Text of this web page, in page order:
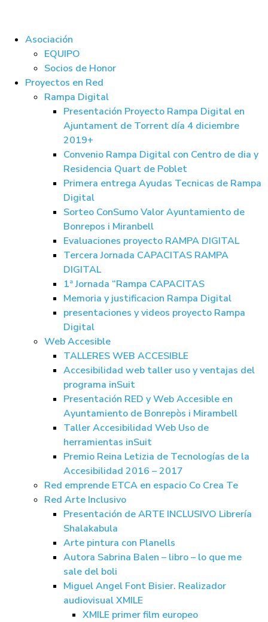
Asociación
EQUIPO
Socios de Honor
Proyectos en Red
Rampa Digital
Presentación Proyecto Rampa Digital en
Ajuntament de Torrent día 4 diciembre
2019+
Convenio Rampa Digital con Centro de dia y
Residencia Quart de Poblet
Primera entrega Ayudas Tecnicas de Rampa
Digital
Sorteo ConSumo Valor Ayuntamiento de
Bonrepos i Miranbell
Evaluaciones proyecto RAMPA DIGITAL
Tercera Jornada CAPACITAS RAMPA
DIGITAL
1ª Jornada “Rampa CAPACITAS
Memoria y justificacion Rampa Digital
presentaciones y videos proyecto Rampa
Digital
Web Accesible
TALLERES WEB ACCESIBLE
Accesibilidad web taller uso y ventajas del
programa inSuit
Presentación RED y Web Accesible en
Ayuntamiento de Bonrepòs i Mirambell
Taller Accesibilidad Web Uso de
herramientas inSuit
Premio Reina Letizia de Tecnologías de la
Accesibilidad 2016 – 2017
Red emprende ETCA en espacio Co Crea Te
Red Arte Inclusivo
Presentación de ARTE INCLUSIVO Librería
Shalakabula
Arte pintura con Planells
Autora Sabrina Balen – libro – lo que me
sale del boli
Miguel Angel Font Bisier. Realizador
audiovisual XMILE
XMILE primer film europeo